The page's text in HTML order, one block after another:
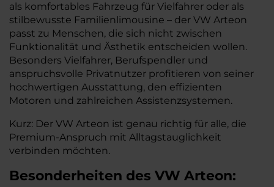
als komfortables Fahrzeug für Vielfahrer oder als
stilbewusste Familienlimousine – der VW Arteon
passt zu Menschen, die sich nicht zwischen
Funktionalität und Ästhetik entscheiden wollen.
Besonders Vielfahrer, Berufspendler und
anspruchsvolle Privatnutzer profitieren von seiner
hochwertigen Ausstattung, den effizienten
Motoren und zahlreichen Assistenzsystemen.
Kurz: Der VW Arteon ist genau richtig für alle, die
Premium-Anspruch mit Alltagstauglichkeit
verbinden möchten.
Besonderheiten des VW Arteon: